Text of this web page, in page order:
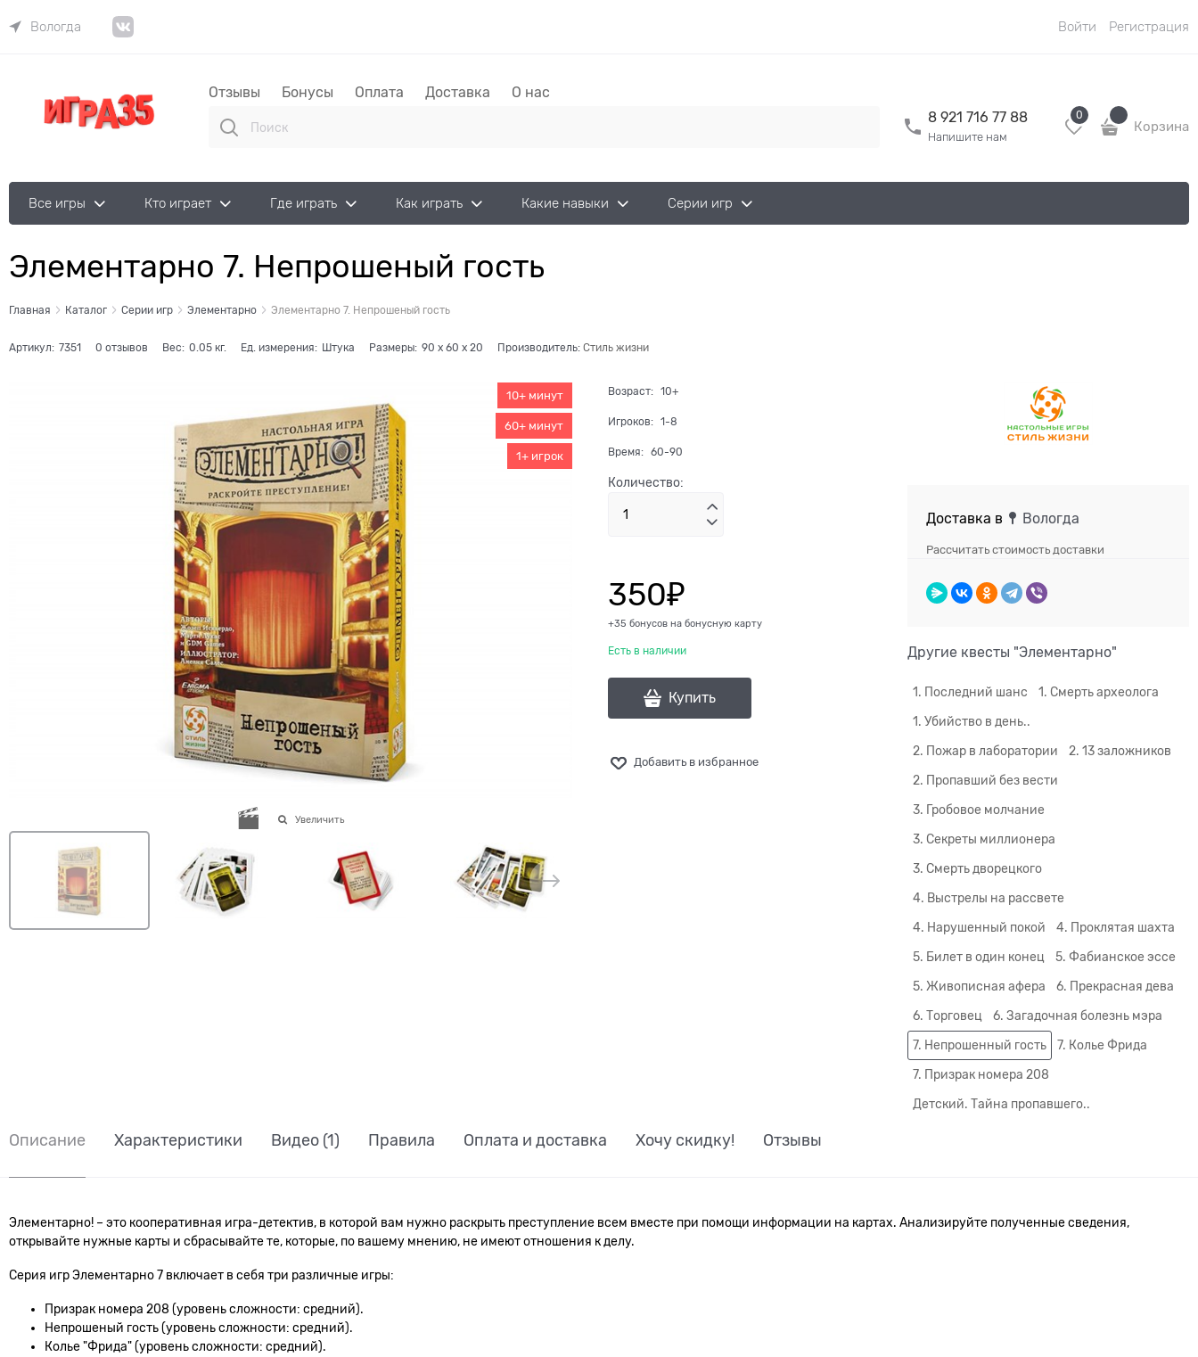
Вологда Войти Регистрация
Отзывы Бонусы Оплата Доставка
О нас
8 921 716 77 88
Напишите нам
0
Корзина
Все игры Кто играет Где играть Как играть Какие навыки Серии игр
Элементарно 7. Непрошеный гость
Главная Каталог Серии игр Элементарно Элементарно 7. Непрошеный гость
Артикул: 7351 0 отзывов Вес: 0.05 кг. Ед. измерения: Штука Размеры: 90 x 60 x 20 Производитель: Стиль жизни
10+ минут
60+ минут
1+ игрок
Увеличить
Возраст: 10+
Игроков: 1-8
Время: 60-90
Количество:
350₽
+35 бонусов на бонусную карту
Есть в наличии
Купить
Добавить в избранное
Доставка в Вологда
Рассчитать стоимость доставки
Другие квесты "Элементарно"
1. Последний шанс 1. Смерть археолога
1. Убийство в день..
2. Пожар в лаборатории 2. 13 заложников
2. Пропавший без вести
3. Гробовое молчание
3. Секреты миллионера
3. Смерть дворецкого
4. Выстрелы на рассвете
4. Нарушенный покой 4. Проклятая шахта
5. Билет в один конец 5. Фабианское эссе
5. Живописная афера 6. Прекрасная дева
6. Торговец 6. Загадочная болезнь мэра
7. Непрошенный гость 7. Колье Фрида
7. Призрак номера 208
Детский. Тайна пропавшего..
Описание Характеристики Видео (1) Правила Оплата и доставка Хочу скидку! Отзывы
Элементарно! – это кооперативная игра-детектив, в которой вам нужно раскрыть преступление всем вместе при помощи информации на картах. Анализируйте полученные сведения,
открывайте нужные карты и сбрасывайте те, которые, по вашему мнению, не имеют отношения к делу.
Серия игр Элементарно 7 включает в себя три различные игры:
Призрак номера 208 (уровень сложности: средний).
Непрошеный гость (уровень сложности: средний).
Колье "Фрида" (уровень сложности: средний).